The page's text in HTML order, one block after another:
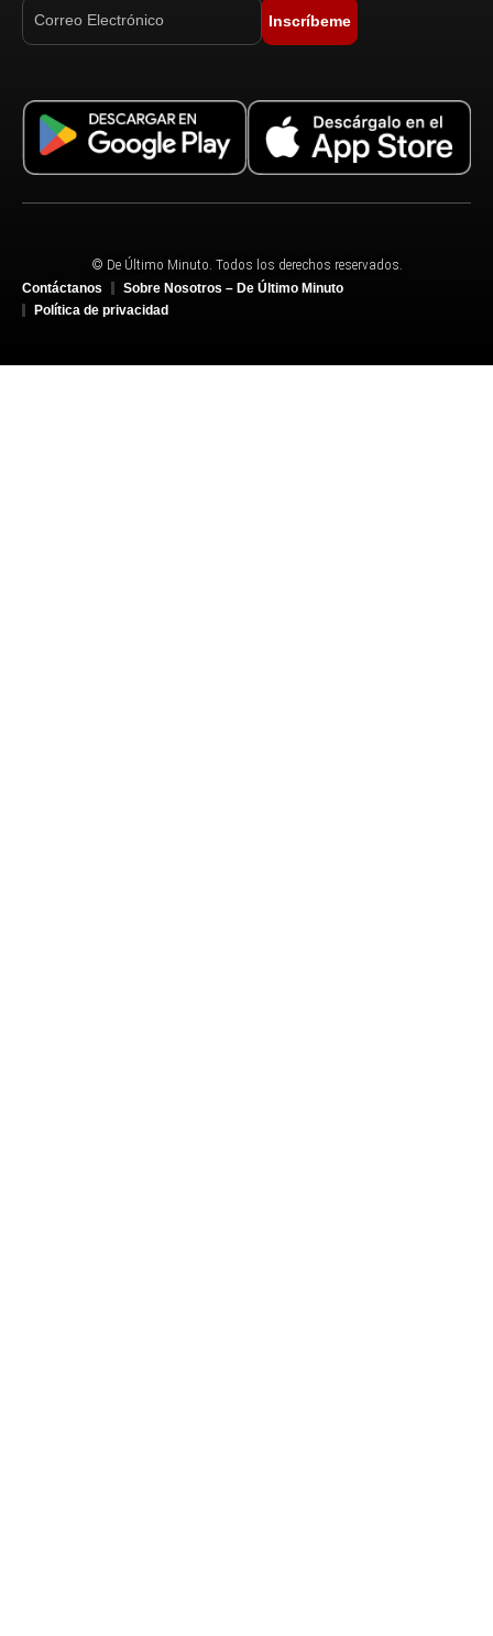
Inscríbeme
© De Último Minuto. Todos los derechos reservados.
Contáctanos
Sobre Nosotros – De Último Minuto
Política de privacidad